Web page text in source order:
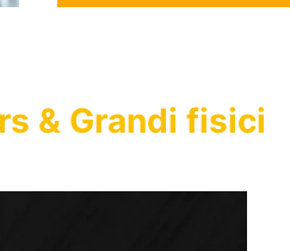
& Grandi fisici